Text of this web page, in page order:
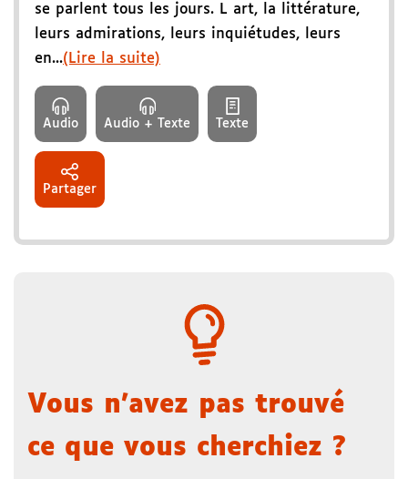
se parlent tous les jours. L art, la littérature,
leurs admirations, leurs inquiétudes, leurs
en...(Lire la suite)
Audio Audio + Texte Texte
Partager
Vous n'avez pas trouvé
ce que vous cherchiez ?